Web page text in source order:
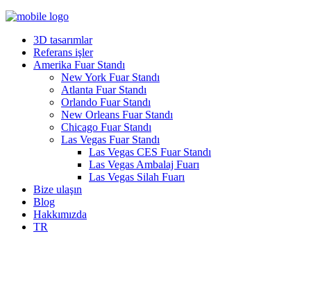
3D tasarımlar
Referans işler
Amerika Fuar Standı
New York Fuar Standı
Atlanta Fuar Standı
Orlando Fuar Standı
New Orleans Fuar Standı
Chicago Fuar Standı
Las Vegas Fuar Standı
Las Vegas CES Fuar Standı
Las Vegas Ambalaj Fuarı
Las Vegas Silah Fuarı
Bize ulaşın
Blog
Hakkımızda
TR